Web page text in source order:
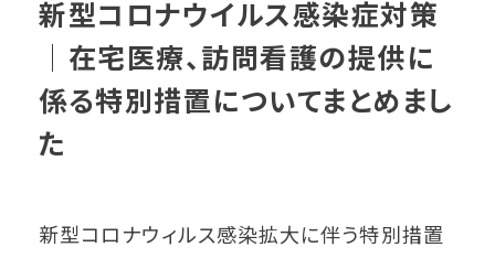
新型コロナウイルス感染症対策
│在宅医療、訪問看護の提供に
係る特別措置についてまとめまし
た
新型コロナウィルス感染拡大に伴う特別措置